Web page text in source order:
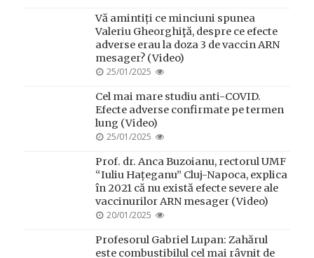
Vă amintiți ce minciuni spunea
Valeriu Gheorghiţă, despre ce efecte
adverse erau la doza 3 de vaccin ARN
mesager? (Video)
POSTED
25/01/2025
Cel mai mare studiu anti-COVID.
Efecte adverse confirmate pe termen
lung (Video)
POSTED
25/01/2025
Prof. dr. Anca Buzoianu, rectorul UMF
“Iuliu Hațeganu” Cluj-Napoca, explica
în 2021 că nu există efecte severe ale
vaccinurilor ARN mesager (Video)
POSTED
20/01/2025
Profesorul Gabriel Lupan: Zahărul
este combustibilul cel mai râvnit de